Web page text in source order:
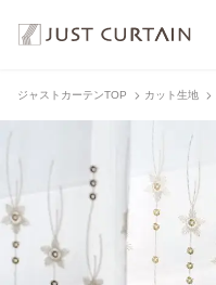
ジャストカーテンTOP カット生地